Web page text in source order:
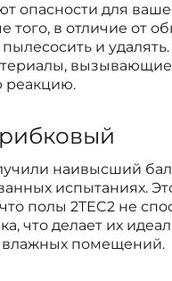
опасности для
того, в отличие от
пылесосить и
вызывающие
реакцию.
наивысший
испытаниях.
полы 2TEC2 не
что делает их
помещений.